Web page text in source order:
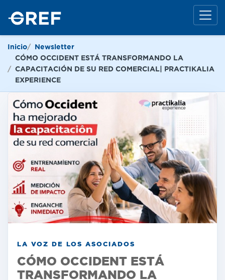
Inicio
Newsletter
CÓMO OCCIDENT ESTÁ TRANSFORMANDO LA
CAPACITACIÓN DE SU RED COMERCIAL| PRACTIKALIA
EXPERIENCE
LA VOZ DE LOS ASOCIADOS
CÓMO OCCIDENT ESTÁ
TRANSFORMANDO LA